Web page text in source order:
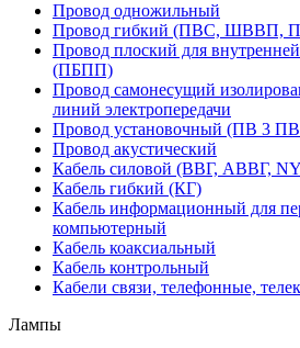
Провод одножильный
Провод гибкий (ПВС, ШВВП,
Провод плоский для
(ПБПП)
Провод самонесущий
линий электропередачи
Провод установочный (ПВ 3
Провод акустический
Кабель силовой (ВВГ, АВВГ,
Кабель гибкий (КГ)
Кабель информационный для
компьютерный
Кабель коаксиальный
Кабель контрольный
Кабели связи, телефонные,
Лампы